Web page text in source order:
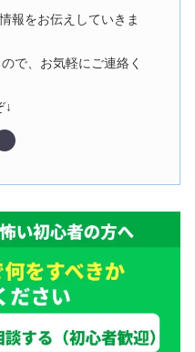
報をお伝えしていきま
で、お気軽にご連絡く
↓